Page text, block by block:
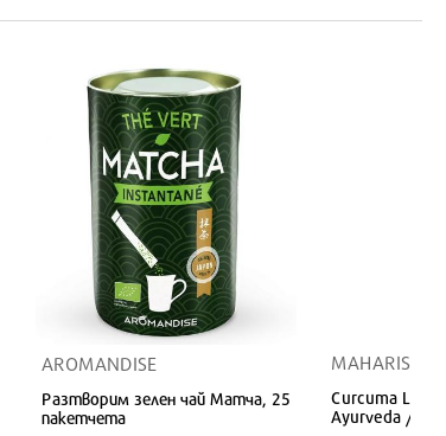
AROMANDISE
Разтворим зелен чай Матча, 25
пакетчета
MAHARISHI
Curcuma
Ayurveda /